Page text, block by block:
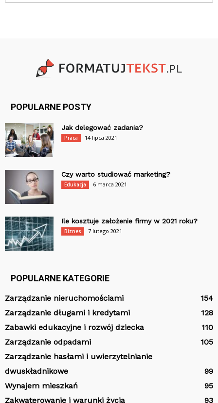
POPULARNE POSTY
Jak delegować zadania?
Praca 14 lipca 2021
Czy warto studiować marketing?
Edukacja 6 marca 2021
Ile kosztuje założenie firmy w 2021 roku?
Biznes 7 lutego 2021
POPULARNE KATEGORIE
Zarządzanie nieruchomościami
154
Zarządzanie długami i kredytami
128
Zabawki edukacyjne i rozwój dziecka
110
Zarządzanie odpadami
105
Zarządzanie hasłami i uwierzytelnianie
dwuskładnikowe
99
Wynajem mieszkań
95
Zakwaterowanie i warunki życia
93